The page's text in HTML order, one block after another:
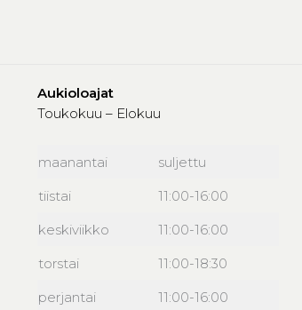
Aukioloajat
Toukokuu – Elokuu
maanantai
suljettu
tiistai
11:00-16:00
keskiviikko
11:00-16:00
torstai
11:00-18:30
perjantai
11:00-16:00